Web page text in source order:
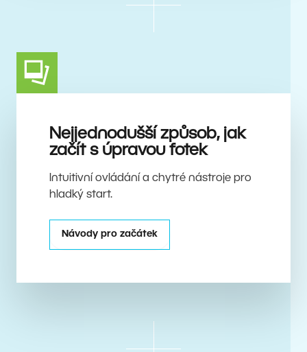
Nejjednodušší způsob, jak
začít s úpravou fotek
Intuitivní ovládání a chytré nástroje pro
hladký start.
Návody pro začátek